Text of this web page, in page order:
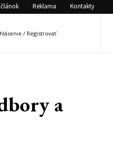
Reklama Kontakty
/ Registrovať
a